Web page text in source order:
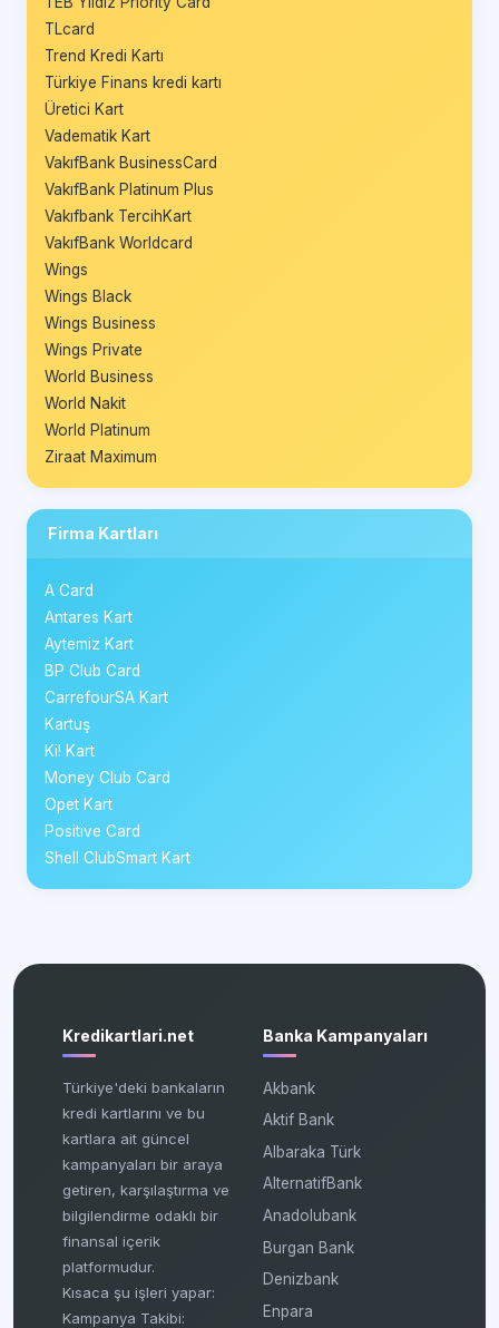
TLcard
Trend Kredi Kartı
Türkiye Finans kredi kartı
Üretici Kart
Vadematik Kart
VakıfBank BusinessCard
VakıfBank Platinum Plus
Vakıfbank TercihKart
VakıfBank Worldcard
Wings
Wings Black
Wings Business
Wings Private
World Business
World Nakit
World Platinum
Ziraat Maximum
Firma Kartları
A Card
Antares Kart
Aytemiz Kart
BP Club Card
CarrefourSA Kart
Kartuş
Ki! Kart
Money Club Card
Opet Kart
Positive Card
Shell ClubSmart Kart
Kredikartlari.net
Türkiye'deki bankaların
kredi kartlarını ve bu
kartlara ait güncel
kampanyaları bir araya
getiren, karşılaştırma ve
bilgilendirme odaklı bir
finansal içerik
platformudur.
Kısaca şu işleri yapar:
Kampanya Takibi:
Banka Kampanyaları
Akbank
Aktif Bank
Albaraka Türk
AlternatifBank
Anadolubank
Burgan Bank
Denizbank
Enpara